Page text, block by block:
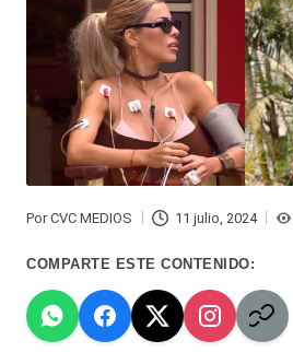
á
n
a
hi
le
Hermano
Tendencias
Tv
y
PorCVC MEDIOS 11 julio, 2024
COMPARTE ESTE CONTENIDO: